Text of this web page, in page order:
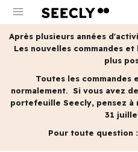
menu
Après plusieurs années
Les nouvelles commandes
plus
Toutes les commandes
normalement. Si vous avez
portefeuille Seecly, pensez à
31
Pour toute question :